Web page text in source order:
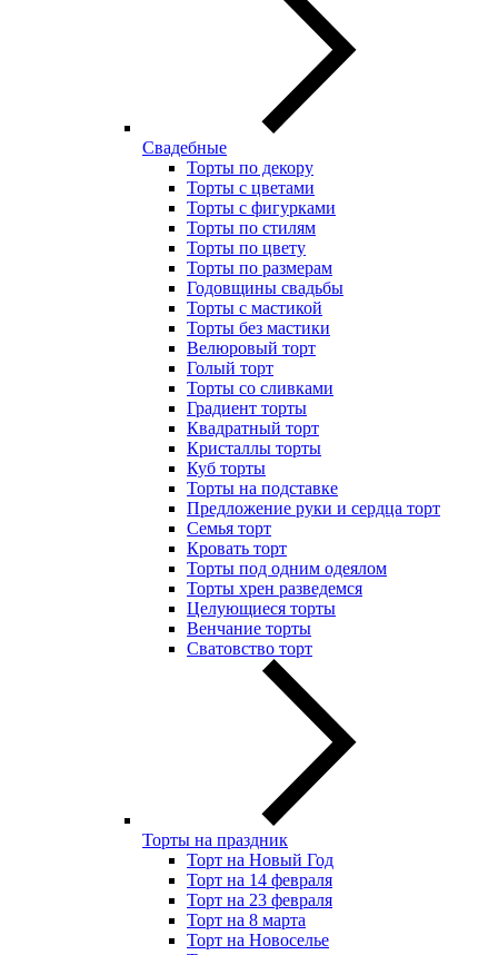
Свадебные
Торты по декору
Торты с цветами
Торты с фигурками
Торты по стилям
Торты по цвету
Торты по размерам
Годовщины свадьбы
Торты с мастикой
Торты без мастики
Велюровый торт
Голый торт
Торты со сливками
Градиент торты
Квадратный торт
Кристаллы торты
Куб торты
Торты на подставке
Предложение руки и сердца торт
Семья торт
Кровать торт
Торты под одним одеялом
Торты хрен разведемся
Целующиеся торты
Венчание торты
Сватовство торт
Торты на праздник
Торт на Новый Год
Торт на 14 февраля
Торт на 23 февраля
Торт на 8 марта
Торт на Новоселье